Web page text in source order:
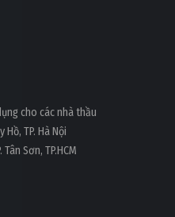
cho các nhà thầu
Hồ, TP. Hà Nội
Sơn, TP.HCM